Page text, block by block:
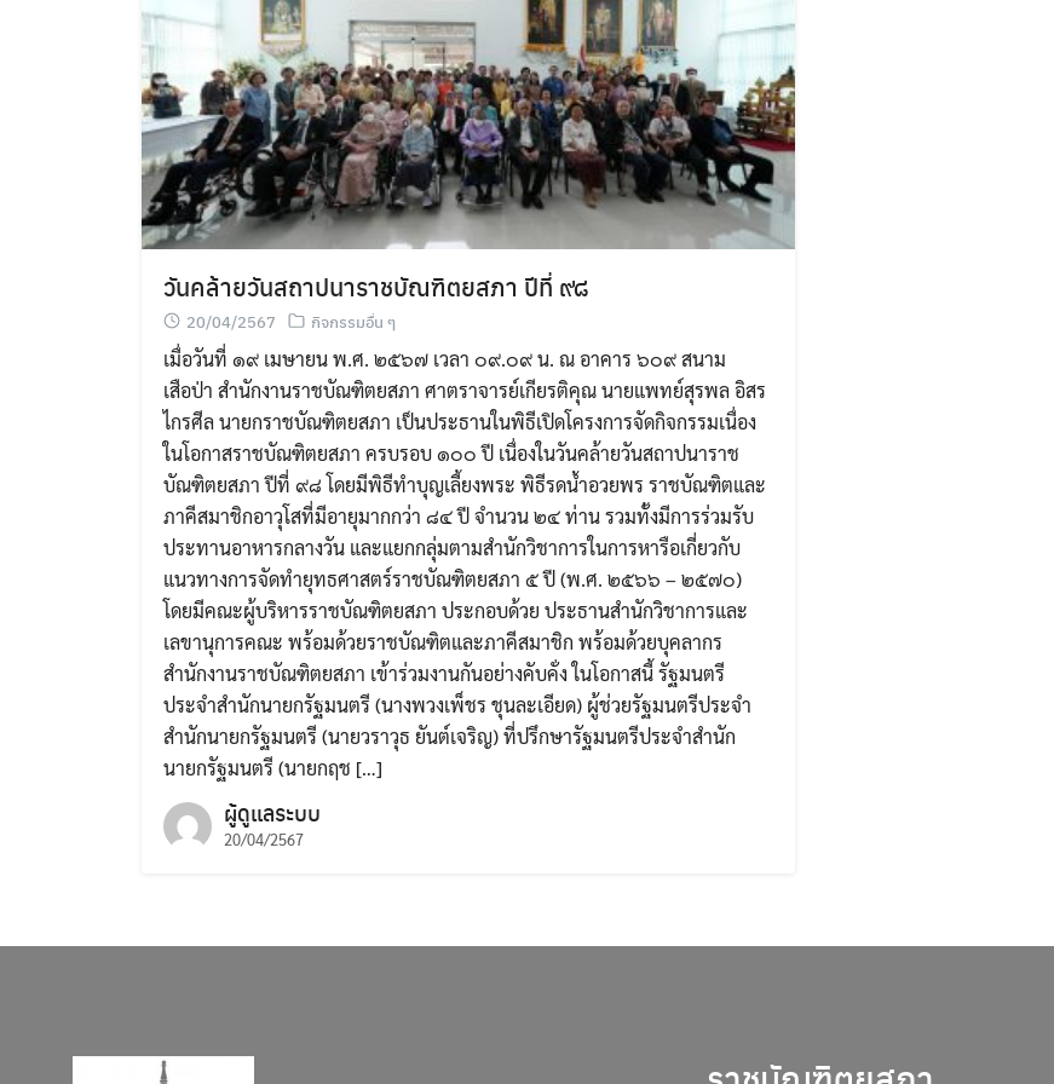
Search
for:
วันคล้ายวันสถาปนาราชบัณฑิตยสภา ปีที่ ๙๘
20/04/2567 กิจกรรมอื่น ๆ
เมื่อวันที่ ๑๙ เมษายน พ.ศ. ๒๕๖๗ เวลา ๐๙.๐๙ น. ณ อาคาร ๖๐๙ สนาม
เสือป่า สำนักงานราชบัณฑิตยสภา ศาตราจารย์เกียรติคุณ นายแพทย์สุรพล อิสร
ไกรศีล นายกราชบัณฑิตยสภา เป็นประธานในพิธีเปิดโครงการจัดกิจกรรมเนื่อง
ในโอกาสราชบัณฑิตยสภา ครบรอบ ๑๐๐ ปี เนื่องในวันคล้ายวันสถาปนาราช
บัณฑิตยสภา ปีที่ ๙๘ โดยมีพิธีทำบุญเลี้ยงพระ พิธีรดน้ำอวยพร ราชบัณฑิตและ
ภาคีสมาชิกอาวุโสที่มีอายุมากกว่า ๘๔ ปี จำนวน ๒๔ ท่าน รวมทั้งมีการร่วมรับ
ประทานอาหารกลางวัน และแยกกลุ่มตามสำนักวิชาการในการหารือเกี่ยวกับ
แนวทางการจัดทำยุทธศาสตร์ราชบัณฑิตยสภา ๕ ปี (พ.ศ. ๒๕๖๖ – ๒๕๗๐)
โดยมีคณะผู้บริหารราชบัณฑิตยสภา ประกอบด้วย ประธานสำนักวิชาการและ
เลขานุการคณะ พร้อมด้วยราชบัณฑิตและภาคีสมาชิก พร้อมด้วยบุคลากร
สำนักงานราชบัณฑิตยสภา เข้าร่วมงานกันอย่างคับคั่ง ในโอกาสนี้ รัฐมนตรี
ประจำสำนักนายกรัฐมนตรี (นางพวงเพ็ชร ชุนละเอียด) ผู้ช่วยรัฐมนตรีประจำ
สำนักนายกรัฐมนตรี (นายวราวุธ ยันต์เจริญ) ที่ปรึกษารัฐมนตรีประจำสำนัก
นายกรัฐมนตรี (นายกฤช […]
ผู้ดูแลระบบ
20/04/2567